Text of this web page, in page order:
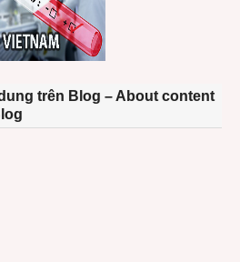
trên Blog – About content